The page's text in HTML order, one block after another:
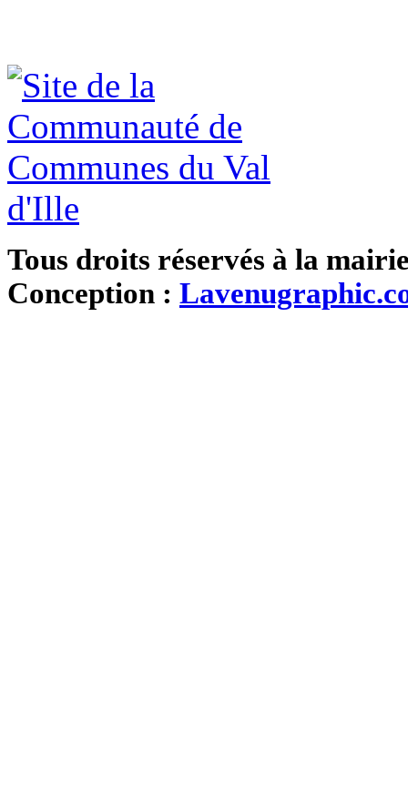
Tous droits réservés à la
Conception :